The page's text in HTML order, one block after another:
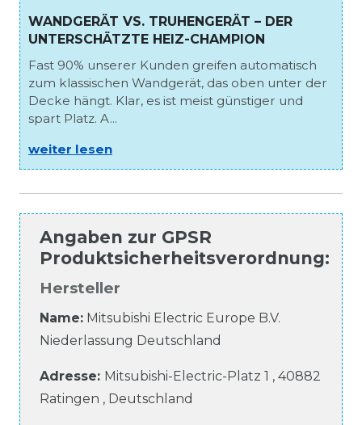
WANDGERÄT VS. TRUHENGERÄT – DER
UNTERSCHÄTZTE HEIZ-CHAMPION
Fast 90% unserer Kunden greifen automatisch
zum klassischen Wandgerät, das oben unter der
Decke hängt. Klar, es ist meist günstiger und
spart Platz. A...
weiter lesen
Angaben zur GPSR
Produktsicherheitsverordnung:
Hersteller
Name: Mitsubishi Electric Europe B.V.
Niederlassung Deutschland
Adresse: Mitsubishi-Electric-Platz 1 , 40882
Ratingen , Deutschland